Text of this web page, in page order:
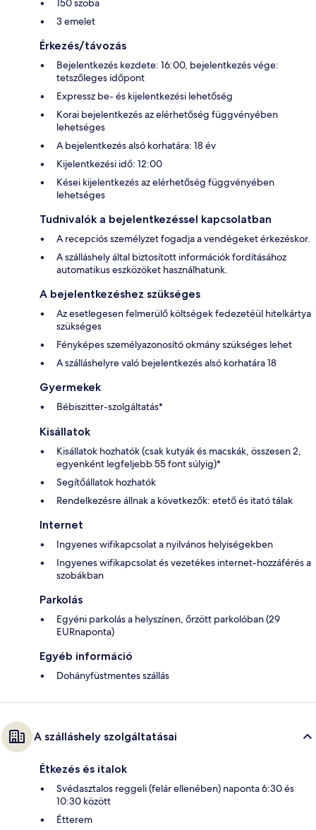
150 szoba
3 emelet
Érkezés/távozás
Bejelentkezés kezdete: 16:00, bejelentkezés vége:
tetszőleges időpont
Expressz be- és kijelentkezési lehetőség
Korai bejelentkezés az elérhetőség függvényében
lehetséges
A bejelentkezés alsó korhatára: 18 év
Kijelentkezési idő: 12:00
Kései kijelentkezés az elérhetőség függvényében
lehetséges
Tudnivalók a bejelentkezéssel kapcsolatban
A recepciós személyzet fogadja a vendégeket érkezéskor.
A szálláshely által biztosított információk fordításához
automatikus eszközöket használhatunk.
A bejelentkezéshez szükséges
Az esetlegesen felmerülő költségek fedezetéül hitelkártya
szükséges
Fényképes személyazonosító okmány szükséges lehet
A szálláshelyre való bejelentkezés alsó korhatára 18
Gyermekek
Bébiszitter-szolgáltatás*
Kisállatok
Kisállatok hozhatók (csak kutyák és macskák, összesen 2,
egyenként legfeljebb 55 font súlyig)*
Segítőállatok hozhatók
Rendelkezésre állnak a következők: etető és itató tálak
Internet
Ingyenes wifikapcsolat a nyilvános helyiségekben
Ingyenes wifikapcsolat és vezetékes internet-hozzáférés a
szobákban
Parkolás
Egyéni parkolás a helyszínen, őrzött parkolóban (29
EURnaponta)
Egyéb információ
Dohányfüstmentes szállás
A szálláshely szolgáltatásai
Étkezés és italok
Svédasztalos reggeli (felár ellenében) naponta 6:30 és
10:30 között
Étterem